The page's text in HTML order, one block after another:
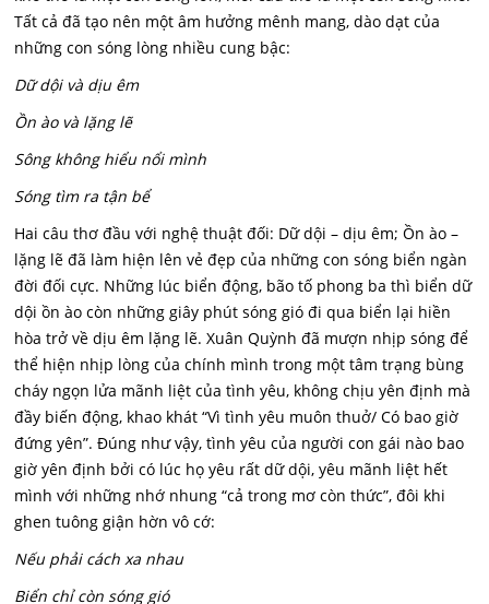
Tất cả đã tạo nên một âm hưởng mênh mang, dào dạt của
những con sóng lòng nhiều cung bậc:
Dữ dội và dịu êm
Ồn ào và lặng lẽ
Sông không hiểu nổi mình
Sóng tìm ra tận bể
Hai câu thơ đầu với nghệ thuật đối: Dữ dội – dịu êm; Ồn ào –
lặng lẽ đã làm hiện lên vẻ đẹp của những con sóng biển ngàn
đời đối cực. Những lúc biển động, bão tố phong ba thì biển dữ
dội ồn ào còn những giây phút sóng gió đi qua biển lại hiền
hòa trở về dịu êm lặng lẽ. Xuân Quỳnh đã mượn nhịp sóng để
thể hiện nhịp lòng của chính mình trong một tâm trạng bùng
cháy ngọn lửa mãnh liệt của tình yêu, không chịu yên định mà
đầy biến động, khao khát “Vì tình yêu muôn thuở/ Có bao giờ
đứng yên”. Đúng như vậy, tình yêu của người con gái nào bao
giờ yên định bởi có lúc họ yêu rất dữ dội, yêu mãnh liệt hết
mình với những nhớ nhung “cả trong mơ còn thức”, đôi khi
ghen tuông giận hờn vô cớ:
Nếu phải cách xa nhau
Biển chỉ còn sóng gió